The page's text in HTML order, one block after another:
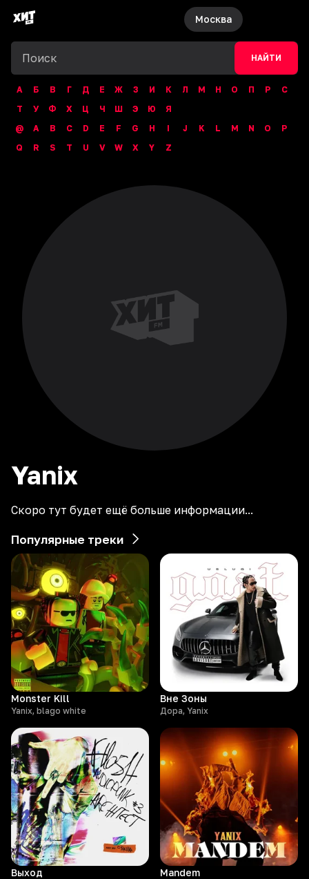
Москва
НАЙТИ
А Б В Г Д Е Ж З И К Л М Н О П Р
С
Т
У Ф Х Ц Ч Ш Э Ю
Я
@
A B C D E F G H I J K L M N O
P
Q
R S T U V W X Y Z
Yanix
Скоро тут будет ещё больше информации...
Популярные треки
Monster Kill
Yanix, blago white
Вне Зоны
Дора, Yanix
Выход Mandem